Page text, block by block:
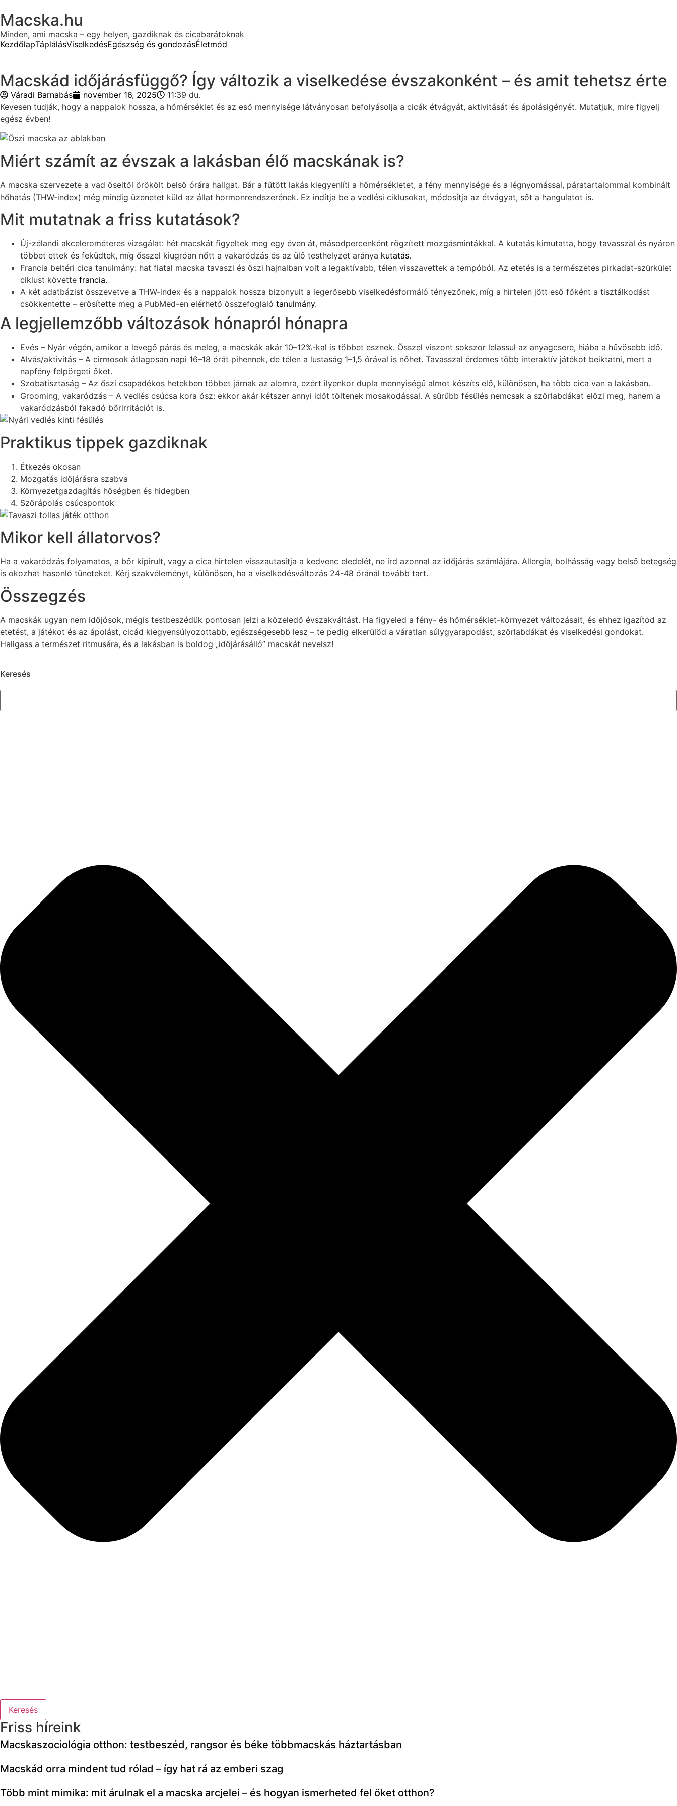
Macska.hu
Minden, ami macska – egy helyen, gazdiknak és cicabarátoknak
KezdőlapTáplálásViselkedésEgészség és gondozásÉletmód
Macskád időjárásfüggő? Így változik a viselkedése évszakonként – és amit tehetsz érte
Váradi Barnabás november 16, 2025
11:39 du.
Kevesen tudják, hogy a nappalok hossza, a hőmérséklet és az eső mennyisége látványosan befolyásolja a cicák étvágyát, aktivitását és ápolásigényét. Mutatjuk, mire figyelj
egész évben!
Miért számít az évszak a lakásban élő macskának is?
A macska szervezete a vad őseitől örökölt belső órára hallgat. Bár a fűtött lakás kiegyenlíti a hőmérsékletet, a fény mennyisége és a légnyomással, páratartalommal kombinált
hőhatás (THW-index) még mindig üzenetet küld az állat hormonrendszerének. Ez indítja be a vedlési ciklusokat, módosítja az étvágyat, sőt a hangulatot is.
Mit mutatnak a friss kutatások?
Új-zélandi akcelerométeres vizsgálat: hét macskát figyeltek meg egy éven át, másodpercenként rögzített mozgásmintákkal. A kutatás kimutatta, hogy tavasszal és nyáron
többet ettek és feküdtek, míg ősszel kiugróan nőtt a vakaródzás és az ülő testhelyzet aránya kutatás.
Francia beltéri cica tanulmány: hat fiatal macska tavaszi és őszi hajnalban volt a legaktívabb, télen visszavettek a tempóból. Az etetés is a természetes pirkadat-szürkület
ciklust követte francia.
A két adatbázist összevetve a THW-index és a nappalok hossza bizonyult a legerősebb viselkedésformáló tényezőnek, míg a hirtelen jött eső főként a tisztálkodást
csökkentette – erősítette meg a PubMed-en elérhető összefoglaló tanulmány.
A legjellemzőbb változások hónapról hónapra
Evés – Nyár végén, amikor a levegő párás és meleg, a macskák akár 10–12%-kal is többet esznek. Ősszel viszont sokszor lelassul az anyagcsere, hiába a hűvösebb idő.
Alvás/aktivitás – A cirmosok átlagosan napi 16–18 órát pihennek, de télen a lustaság 1–1,5 órával is nőhet. Tavasszal érdemes több interaktív játékot beiktatni, mert a
napfény felpörgeti őket.
Szobatisztaság – Az őszi csapadékos hetekben többet járnak az alomra, ezért ilyenkor dupla mennyiségű almot készíts elő, különösen, ha több cica van a lakásban.
Grooming, vakaródzás – A vedlés csúcsa kora ősz: ekkor akár kétszer annyi időt töltenek mosakodással. A sűrűbb fésülés nemcsak a szőrlabdákat előzi meg, hanem a
vakaródzásból fakadó bőrirritációt is.
Praktikus tippek gazdiknak
Étkezés okosan
Mozgatás időjárásra szabva
Környezetgazdagítás hőségben és hidegben
Szőrápolás csúcspontok
Mikor kell állatorvos?
Ha a vakaródzás folyamatos, a bőr kipirult, vagy a cica hirtelen visszautasítja a kedvenc eledelét, ne írd azonnal az időjárás számlájára. Allergia, bolhásság vagy belső betegség
is okozhat hasonló tüneteket. Kérj szakvéleményt, különösen, ha a viselkedésváltozás 24-48 óránál tovább tart.
Összegzés
A macskák ugyan nem időjósok, mégis testbeszédük pontosan jelzi a közeledő évszakváltást. Ha figyeled a fény- és hőmérséklet-környezet változásait, és ehhez igazítod az
etetést, a játékot és az ápolást, cicád kiegyensúlyozottabb, egészségesebb lesz – te pedig elkerülöd a váratlan súlygyarapodást, szőrlabdákat és viselkedési gondokat.
Hallgass a természet ritmusára, és a lakásban is boldog „időjárásálló” macskát nevelsz!
Keresés
Keresés
Friss híreink
Macskaszociológia otthon: testbeszéd, rangsor és béke többmacskás háztartásban
Macskád orra mindent tud rólad – így hat rá az emberi szag
Több mint mimika: mit árulnak el a macska arcjelei – és hogyan ismerheted fel őket otthon?